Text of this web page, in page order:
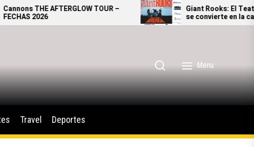
THE AFTERGLOW TOUR –
2026
Giant Rooks: El Teatro
se convierte en la casa
alternativo alemán
Menu
Travel Deportes